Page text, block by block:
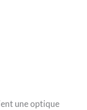
une optique